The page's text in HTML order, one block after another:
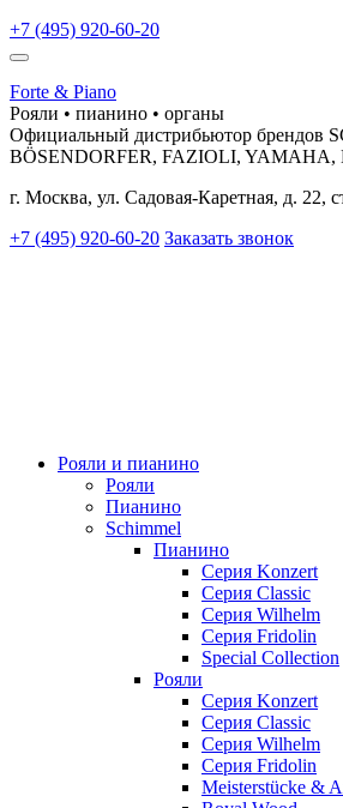
+7 (495) 920-60-20
Forte & Piano
Рояли • пианино • органы
Официальный дистрибьютор брендов
BÖSENDORFER, FAZIOLI,
г. Москва, ул. Садовая-Каретная, д. 22,
+7 (495) 920-60-20 Заказать звонок
Рояли и пианино
Рояли
Пианино
Schimmel
Пианино
Серия Konzert
Серия Classic
Серия Wilhelm
Серия Fridolin
Special Collection
Рояли
Серия Konzert
Серия Classic
Серия Wilhelm
Серия Fridolin
Meisterstücke &